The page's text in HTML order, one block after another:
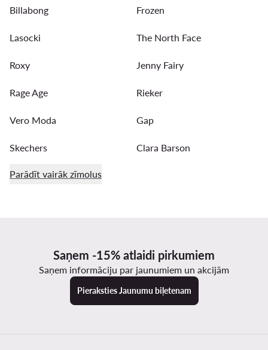
Billabong Frozen
Lasocki The North Face
Roxy Jenny Fairy
Rage Age Rieker
Vero Moda Gap
Skechers Clara Barson
Parādīt vairāk zīmolus
Saņem -15% atlaidi pirkumiem
Saņem informāciju par jaunumiem un akcijām
Pieraksties Jaunumu biļetenam